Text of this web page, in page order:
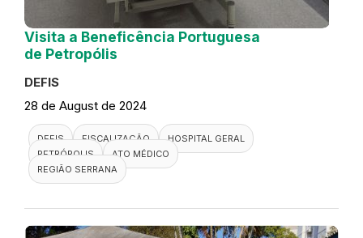
Visita a Beneficência Portuguesa
de Petropólis
DEFIS
28 de August de 2024
DEFIS FISCALIZAÇÃO
HOSPITAL GERAL
PETRÓPOLIS
ATO MÉDICO
REGIÃO SERRANA